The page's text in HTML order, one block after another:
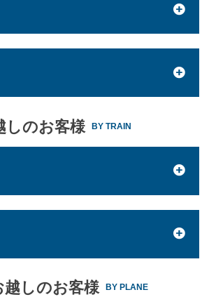
しのお客様 BY TRAIN
越しのお客様 BY PLANE